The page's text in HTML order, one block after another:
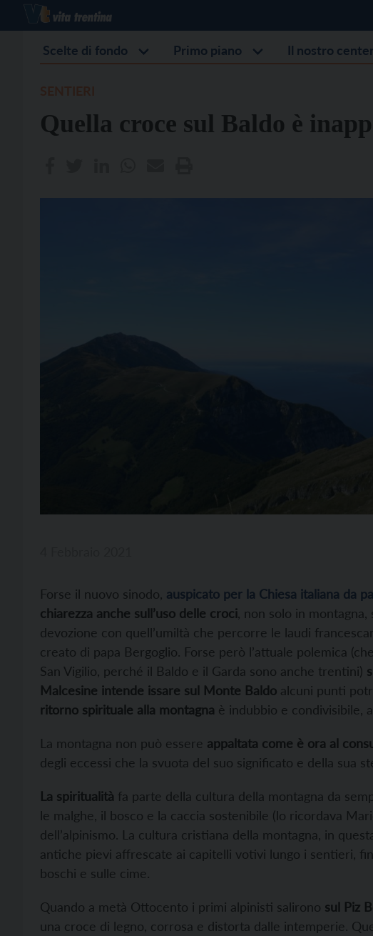
Scelte di fondo Primo piano Il nostro
Quella croce sul Baldo è
Forse il nuovo sinodo, auspicato per la Chiesa italiana da
chiarezza anche sull’uso delle croci , non solo in
devozione con quell’umiltà che percorre le laudi
creato di papa Bergoglio. Forse però l’attuale polemica
San Vigilio, perché il Baldo e il Garda sono anche trentini)
Malcesine intende issare sul Monte Baldo alcuni punti
ritorno spirituale alla montagna è indubbio e condivisibile,
La montagna non può essere appaltata come è ora al
degli eccessi che la svuota del suo significato e della sua
La spiritualità fa parte della cultura della montagna da
le malghe, il bosco e la caccia sostenibile (lo ricordava
dell’alpinismo. La cultura cristiana della montagna, in
antiche pievi affrescate ai capitelli votivi lungo i sentieri,
boschi e sulle cime.
Quando a metà Ottocento i primi alpinisti salirono sul Piz
una croce di legno, corrosa e distorta dalle intemperie.